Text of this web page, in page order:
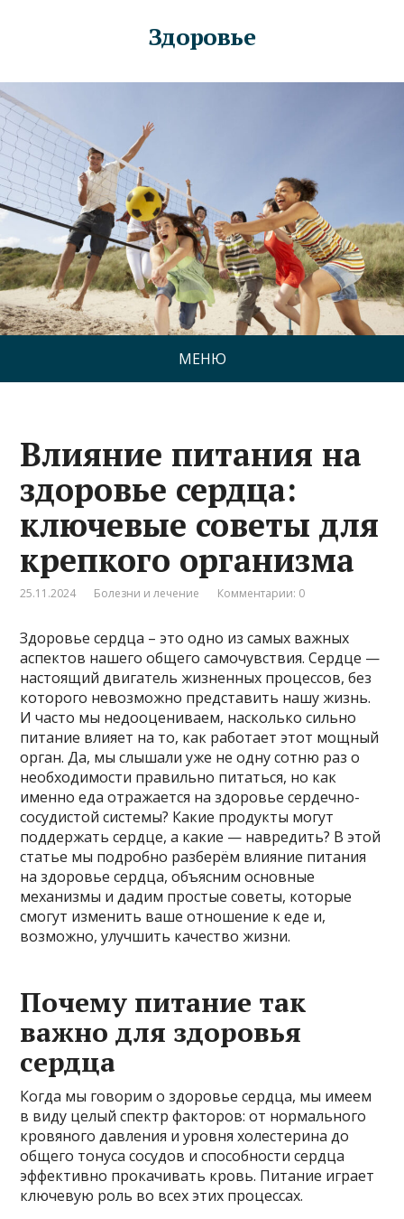
Здоровье
МЕНЮ
Влияние питания на
здоровье сердца:
ключевые советы для
крепкого организма
25.11.2024 Болезни и лечение Комментарии: 0
Здоровье сердца – это одно из самых важных
аспектов нашего общего самочувствия. Сердце —
настоящий двигатель жизненных процессов, без
которого невозможно представить нашу жизнь.
И часто мы недооцениваем, насколько сильно
питание влияет на то, как работает этот мощный
орган. Да, мы слышали уже не одну сотню раз о
необходимости правильно питаться, но как
именно еда отражается на здоровье сердечно-
сосудистой системы? Какие продукты могут
поддержать сердце, а какие — навредить? В этой
статье мы подробно разберём влияние питания
на здоровье сердца, объясним основные
механизмы и дадим простые советы, которые
смогут изменить ваше отношение к еде и,
возможно, улучшить качество жизни.
Почему питание так
важно для здоровья
сердца
Когда мы говорим о здоровье сердца, мы имеем
в виду целый спектр факторов: от нормального
кровяного давления и уровня холестерина до
общего тонуса сосудов и способности сердца
эффективно прокачивать кровь. Питание играет
ключевую роль во всех этих процессах.